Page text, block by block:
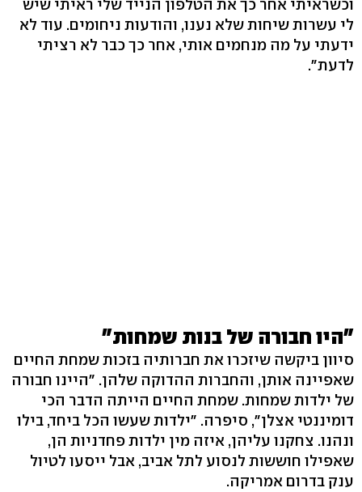
וכשראיתי אחר כך את הטלפון הנייד שלי ראיתי שיש
לי עשרות שיחות שלא נענו, והודעות ניחומים. עוד לא
ידעתי על מה מנחמים אותי, אחר כך כבר לא רציתי
לדעת".
"היו חבורה של בנות שמחות"
סיוון ביקשה שיזכרו את חברותיה בזכות שמחת החיים
שאפיינה אותן, והחברות ההדוקה שלהן. "היינו חבורה
של ילדות שמחות. שמחת החיים הייתה הדבר הכי
דומיננטי אצלן", סיפרה. "ילדות שעשו הכל ביחד, בילו
ונהנו. צחקנו עליהן, איזה מין ילדות פחדניות הן,
שאפילו חוששות לנסוע לתל אביב, אבל ייסעו לטיול
ענק בדרום אמריקה.